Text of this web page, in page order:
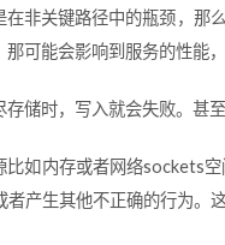
在非关键路径中的瓶颈，那
那可能会影响到服务的性能
存储时，写入就会失败。甚
比如内存或者网络sockets
者产生其他不正确的行为。